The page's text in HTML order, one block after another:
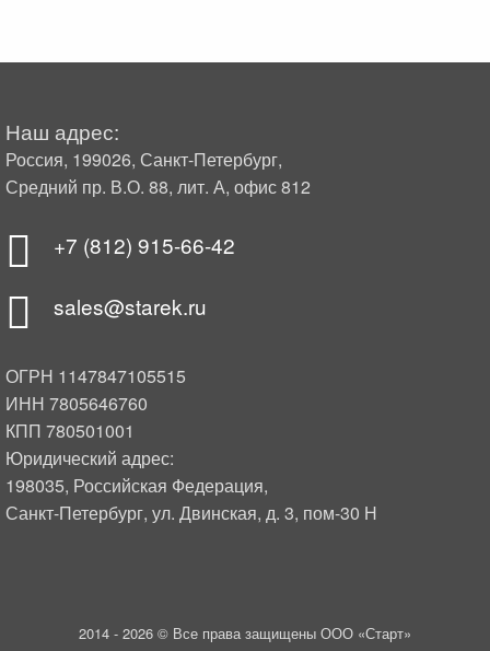
Наш адрес:
Россия, 199026, Санкт-Петербург,
Средний пр. В.О. 88, лит. А, офис 812
+7 (812) 915-66-42
sales@starek.ru
ОГРН 1147847105515
ИНН 7805646760
КПП 780501001
Юридический адрес:
198035, Российская Федерация,
Санкт-Петербург, ул. Двинская, д. 3, пом-30 Н
2014 - 2026 © Все права защищены ООО «Старт»